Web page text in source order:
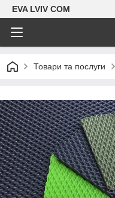
EVA LVIV COM
Товари та послуги